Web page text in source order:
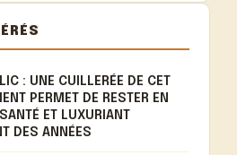
: UNE CUILLERÉE DE CET
PERMET DE RESTER EN
ET LUXURIANT
DES ANNÉES